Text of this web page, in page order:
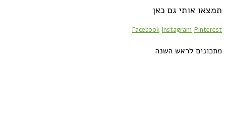
תמצאו אותי גם כאן
Facebook Instagram Pinterest
מתכונים לראש השנה